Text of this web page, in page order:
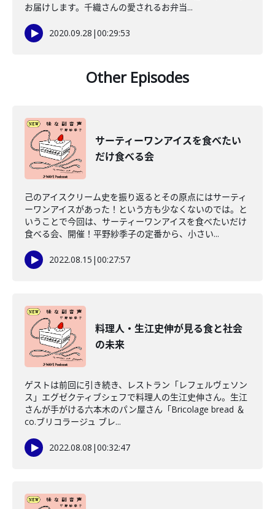
お届けします。千織さんの愛されるお弁当...
2020.09.28 |00:29:53
Other Episodes
サーティーワンアイスを食べたい
だけ食べる会
己のアイスクリーム史を振り返るとその原点にはサーティ
ーワンアイスがあった！という方も少なくないのでは。と
いうことで今回は、サーティーワンアイスを食べたいだけ
食べる会、開催！平野紗季子の定番から、小さい...
2022.08.15 |00:27:57
料理人・生江史伸が見る食と社会
の未来
ゲストは前回に引き続き、レストラン「レフェルヴェソン
ス」エグゼクティブシェフで料理人の生江史伸さん。生江
さんが手がける六本木のパン屋さん「Bricolage bread ＆
co.ブリコラージュ ブレ...
2022.08.08 |00:32:47